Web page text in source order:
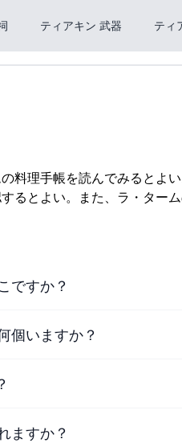
ティアキン 武器 ティ
料理手帳を読んでみるとよ
るとよい。また、ラ・ター
ですか？
個いますか？
ますか？